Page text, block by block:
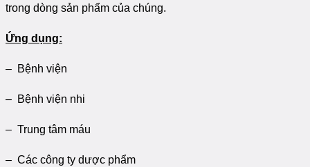
trong dòng sản phẩm của chúng.
Ứng dụng:
– Bệnh viện
– Bệnh viện nhi
– Trung tâm máu
– Các công ty dược phẩm